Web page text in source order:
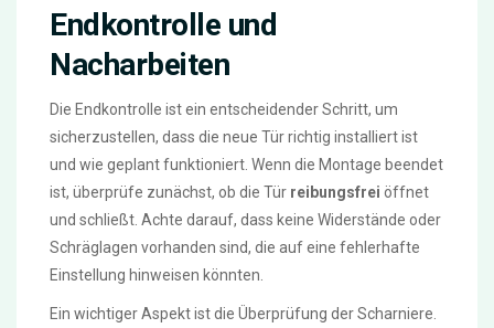
Endkontrolle und
Nacharbeiten
Die Endkontrolle ist ein entscheidender Schritt, um
sicherzustellen, dass die neue Tür richtig installiert ist
und wie geplant funktioniert. Wenn die Montage beendet
ist, überprüfe zunächst, ob die Tür reibungsfrei öffnet
und schließt. Achte darauf, dass keine Widerstände oder
Schräglagen vorhanden sind, die auf eine fehlerhafte
Einstellung hinweisen könnten.
Ein wichtiger Aspekt ist die Überprüfung der Scharniere.